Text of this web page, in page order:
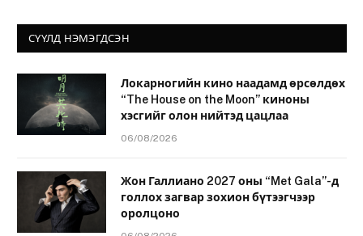
СҮҮЛД НЭМЭГДСЭН
Локарногийн кино наадамд өрсөлдөх
“The House on the Moon” киноны
хэсгийг олон нийтэд цацлаа
06/08/2026
Жон Галлиано 2027 оны “Met Gala”-д
голлох загвар зохион бүтээгчээр
оролцоно